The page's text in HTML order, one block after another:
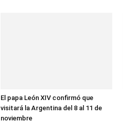
El papa León XIV confirmó que
visitará la Argentina del 8 al 11 de
noviembre